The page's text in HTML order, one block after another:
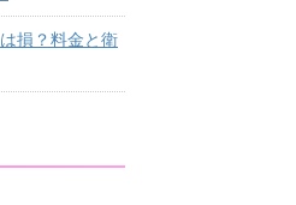
損？料金と衛